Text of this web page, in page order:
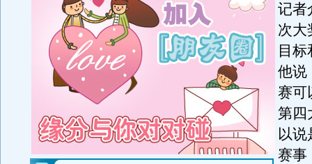
记者
次大
目
他说
赛可
第四
以
赛事